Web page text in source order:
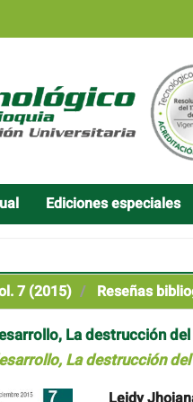
Ediciones especiales
7 (2015) Reseñas
La destrucción
La destrucción
Contenido